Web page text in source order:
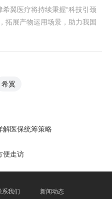
翼医疗将持续秉握“科技引颈
拓展产物运用场景，助力我国
希翼
解医保统筹策略
便走访
系我们 新闻动态